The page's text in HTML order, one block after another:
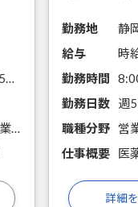
8:00～16:45（実働7時間45分）
営業・販売・その他（軽作業）
勤務地
静
給与
時
勤務時間
勤務日数
職種分野
仕事概要
詳細